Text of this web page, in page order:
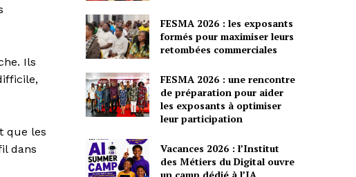
Ils
que les
dans
FESMA 2026 : les exposants
formés pour maximiser leurs
retombées commerciales
FESMA 2026 : une rencontre
de préparation pour aider
les exposants à optimiser
leur participation
Vacances 2026 : l’Institut
des Métiers du Digital ouvre
un camp dédié à l’IA